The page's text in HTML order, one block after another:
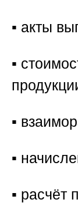
▪️ акты
▪️
▪️
▪️
▪️ расчёт